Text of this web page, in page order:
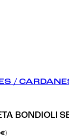
/
BONDIOLI
€)